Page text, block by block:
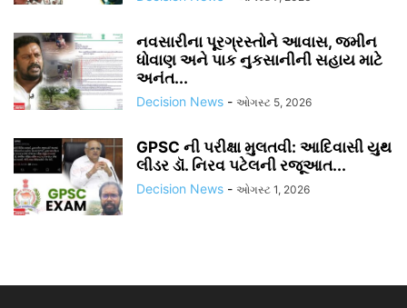
નવસારીના પૂરગ્રસ્તોને આવાસ, જમીન
ધોવાણ અને પાક નુકસાનીની સહાય માટે
અનંત...
Decision News - ઓગસ્ટ 5, 2026
GPSC ની પરીક્ષા મુલતવી: આદિવાસી યુથ
લીડર ડૉ. નિરવ પટેલની રજૂઆત...
Decision News - ઓગસ્ટ 1, 2026